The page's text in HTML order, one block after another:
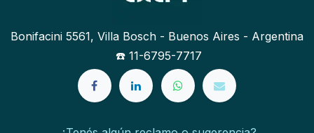
Bonifacini 5561, Villa Bosch - Buenos Aires - Argentina
☎️ 11-6795-7717